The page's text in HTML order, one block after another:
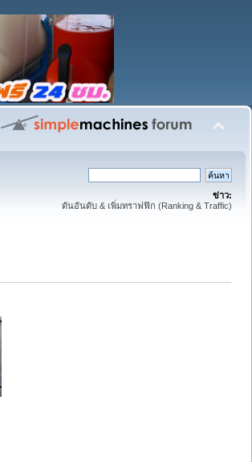
ข่าว:
ดันอันดับ & เพิ่มทราฟฟิก (Ranking & Traffic)